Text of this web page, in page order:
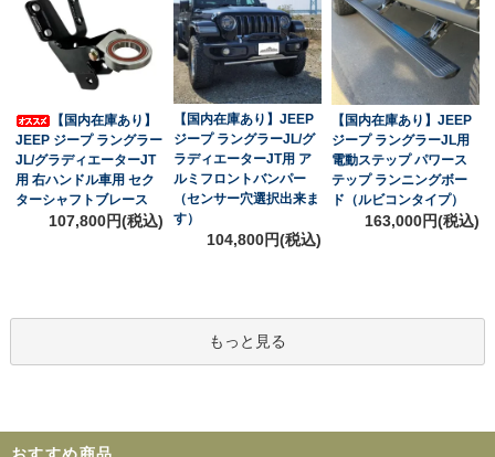
【国内在庫あり】
JEEP ジープ ラングラー
JL/グラディエーターJT
用 右ハンドル車用 セク
ターシャフトブレース
107,800円(税込)
【国内在庫あり】JEEP
ジープ ラングラーJL/グ
ラディエーターJT用 ア
ルミフロントバンパー
（センサー穴選択出来ま
す）
104,800円(税込)
【国内在庫あり】JEEP
ジープ ラングラーJL用
電動ステップ パワース
テップ ランニングボー
ド（ルビコンタイプ）
163,000円(税込)
もっと見る
おすすめ商品